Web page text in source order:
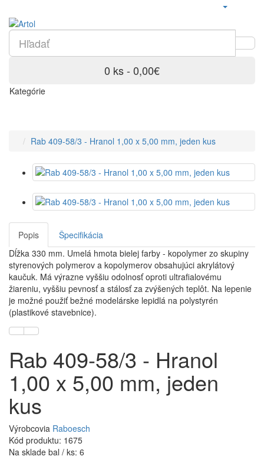
0 ks - 0,00€
Kategórie
Rab 409-58/3 - Hranol 1,00 x 5,00 mm, jeden kus
Popis
Špecifikácia
Dĺžka 330 mm. Umelá hmota bielej farby - kopolymer zo skupiny
styrenových polymerov a kopolymerov obsahujúci akrylátový
kaučuk. Má výrazne vyššiu odolnosť oproti ultrafialovému
žiareniu, vyššiu pevnosť a stálosť za zvýšených teplôt. Na lepenie
je možné použiť bežné modelárske lepidlá na polystyrén
(plastikové stavebnice).
Rab 409-58/3 - Hranol
1,00 x 5,00 mm, jeden
kus
Výrobcovia Raboesch
Kód produktu: 1675
Na sklade bal / ks: 6